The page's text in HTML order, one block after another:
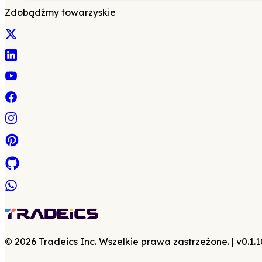
Zdobądźmy towarzyskie
© 2026 Tradeics Inc. Wszelkie prawa zastrzeżone. | v